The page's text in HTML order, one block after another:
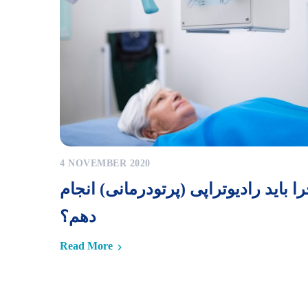
4 NOVEMBER 2020
باید رادیوتراپی (پرتودرمانی) انجام
دهم؟
Read More